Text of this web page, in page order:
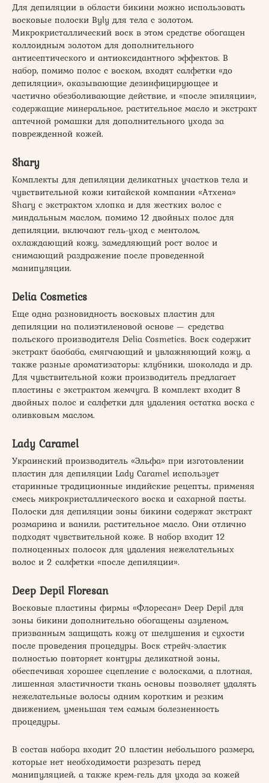
Для депиляции в области бикини можно использовать
восковые полоски Byly для тела с золотом.
Микрокристаллический воск в этом средстве обогащен
коллоидным золотом для дополнительного
антисептического и антиоксидантного эффектов. В
набор, помимо полос с воском, входят салфетки «до
депиляции», оказывающие дезинфицирующее и
частично обезболивающие действие, и «после эпиляции»,
содержащие минеральное, растительное масло и экстракт
аптечной ромашки для дополнительного ухода за
поврежденной кожей.
Shary
Комплекты для депиляции деликатных участков тела и
чувствительной кожи китайской компании «Атхена»
Shary с экстрактом хлопка и для жестких волос с
миндальным маслом, помимо 12 двойных полос для
депиляции, включают гель-уход с ментолом,
охлаждающий кожу, замедляющий рост волос и
снимающий раздражение после проведенной
манипуляции.
Delia Cosmetics
Еще одна разновидность восковых пластин для
депиляции на полиэтиленовой основе — средства
польского производителя Delia Cosmetics. Воск содержит
экстракт баобаба, смягчающий и увлажняющий кожу, а
также разные ароматизаторы: клубники, шоколада и др.
Для чувствительной кожи производитель предлагает
пластины с экстрактом жемчуга. В комплект входит 8
двойных полос и салфетки для удаления остатка воска с
оливковым маслом.
Lady Caramel
Украинский производитель «Эльфа» при изготовлении
пластин для депиляции Lady Caramel использует
старинные традиционные индийские рецепты, применяя
смесь микрокристаллического воска и сахарной пасты.
Полоски для депиляции зоны бикини содержат экстракт
розмарина и ванили, растительное масло. Они отлично
подходят чувствительной коже. В набор входит 12
полноценных полосок для удаления нежелательных
волос и 2 салфетки «после депиляции».
Deep Depil Floresan
Восковые пластины фирмы «Флоресан» Deep Depil для
зоны бикини дополнительно обогащены азуленом,
призванным защищать кожу от шелушения и сухости
после проведения процедуры. Воск стрейч-эластик
полностью повторяет контуры деликатной зоны,
обеспечивая хорошее сцепление с волосками, а плотная,
лишенная эластичности ткань основы позволяет удалять
нежелательные волосы одним коротким и резким
движением, уменьшая тем самым болезненность
процедуры.
В состав набора входит 20 пластин небольшого размера,
которые нет необходимости разрезать перед
манипуляцией, а также крем-гель для ухода за кожей